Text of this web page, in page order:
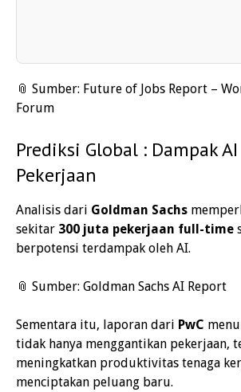
📎 Sumber: Future of Jobs Report –
Forum
Prediksi Global : Dampak
Pekerjaan
Analisis dari Goldman Sachs
sekitar 300 juta pekerjaan full-time
berpotensi terdampak oleh AI.
📎 Sumber: Goldman Sachs AI Report
Sementara itu, laporan dari PwC
tidak hanya menggantikan pekerjaan,
meningkatkan produktivitas tenaga
menciptakan peluang baru.